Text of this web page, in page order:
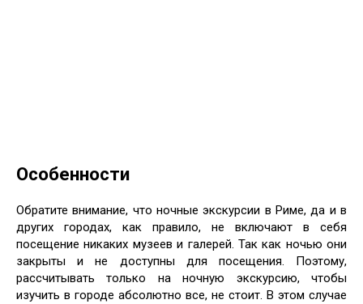
Особенности
Обратите внимание, что ночные экскурсии в Риме, да и в
других городах, как правило, не включают в себя
посещение никаких музеев и галерей. Так как ночью они
закрыты и не доступны для посещения. Поэтому,
рассчитывать только на ночную экскурсию, чтобы
изучить в городе абсолютно все, не стоит. В этом случае